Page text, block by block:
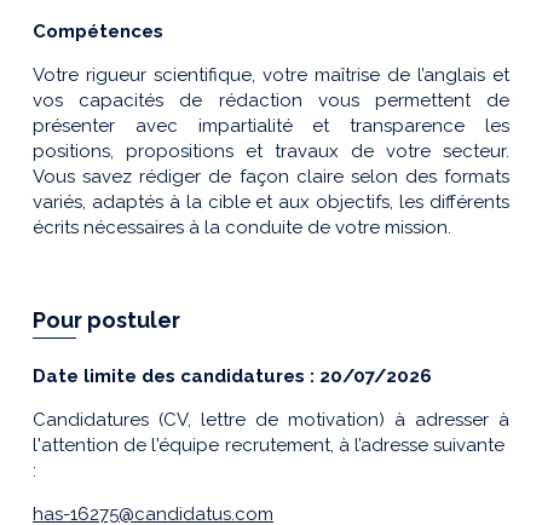
Compétences
Votre rigueur scientifique, votre maîtrise de l’anglais et
vos capacités de rédaction vous permettent de
présenter avec impartialité et transparence les
positions, propositions et travaux de votre secteur.
Vous savez rédiger de façon claire selon des formats
variés, adaptés à la cible et aux objectifs, les différents
écrits nécessaires à la conduite de votre mission.
Pour postuler
Date limite des candidatures : 20/07/2026
Candidatures (CV, lettre de motivation) à adresser à
l'attention de l'équipe recrutement, à l’adresse suivante
:
has-16275@candidatus.com